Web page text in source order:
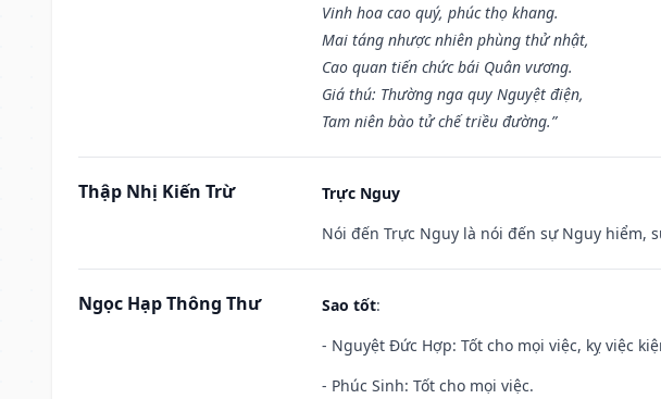
Vinh hoa cao quý, phúc thọ khang.
Mai táng nhược nhiên phùng thử nhật,
Cao quan tiến chức bái Quân vương.
Giá thú: Thường nga quy Nguyệt điện,
Tam niên bào tử chế triều đường.”
Thập Nhị Kiến Trừ
Trực Nguy
Nói đến Trực Nguy là nói đến sự Nguy hiểm,
Ngọc Hạp Thông Thư Sao tốt:
- Nguyệt Đức Hợp: Tốt cho mọi việc, kỵ việc
- Phúc Sinh: Tốt cho mọi việc.